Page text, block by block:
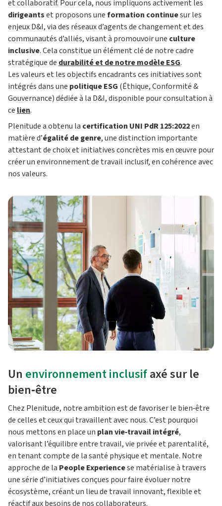
et collaboratif. Pour cela, nous impliquons activement les
dirigeantset proposons uneformation continuesur les
enjeux D&I, via des réseaux d’agents de changement et des
communautés d’alliés, visant à promouvoir une culture
inclusive. Cela constitue un élément clé de notre cadre
stratégique de durabilité et de notre modèle ESG.
Les valeurs et les objectifs encadrants ces initiatives sont
intégrés dans une politique ESG (Éthique, Conformité &
Gouvernance) dédiée à la D&I, disponible pour consultation à
ce lien.
Plenitude a obtenu la certification UNI PdR 125:2022en
matière d’égalité de genre, une distinction importante
attestant de choix et initiatives concrètes mis en œuvre pour
créer un environnement de travail inclusif, en cohérence avec
nos valeurs.
Un environnement inclusifaxé sur le
bien‑être
Chez Plenitude, notre ambition est de favoriser le bien‑être
de celles et ceux qui travaillent avec nous. C’est pourquoi
nous mettons en place un plan vie‑travail intégré,
valorisant l’équilibre entre travail, vie privée et parentalité,
en tenant compte de la santé physique et mentale. Notre
approche de la People Experiencese matérialise à travers
une série d’initiatives conçues pour faire évoluer notre
écosystème, créant un lieu de travail innovant, flexible et
réactif aux besoins de nos collaborateurs.